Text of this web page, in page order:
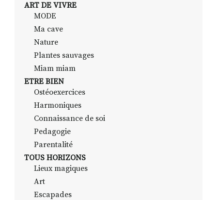
ART DE VIVRE
MODE
Ma cave
Nature
Plantes sauvages
Miam miam
ETRE BIEN
Ostéoexercices
Harmoniques
Connaissance de soi
Pedagogie
Parentalité
TOUS HORIZONS
Lieux magiques
Art
Escapades